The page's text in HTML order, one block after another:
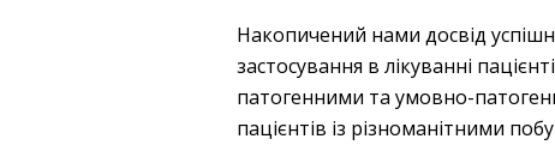
Накопичений нами досвід
застосування в лікуванні
патогенними та умовно-
пацієнтів із різноманітними